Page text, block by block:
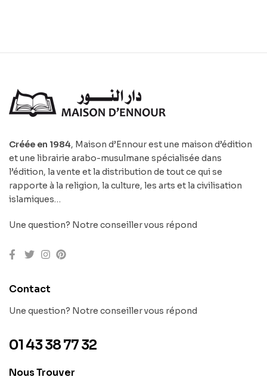
Créée en 1984, Maison d’Ennour est une maison d’édition
et une librairie arabo-musulmane spécialisée dans
l’édition, la vente et la distribution de tout ce qui se
rapporte à la religion, la culture, les arts et la civilisation
islamiques…
Une question? Notre conseiller vous répond
Contact
Une question? Notre conseiller vous répond
01 43 38 77 32
Nous Trouver